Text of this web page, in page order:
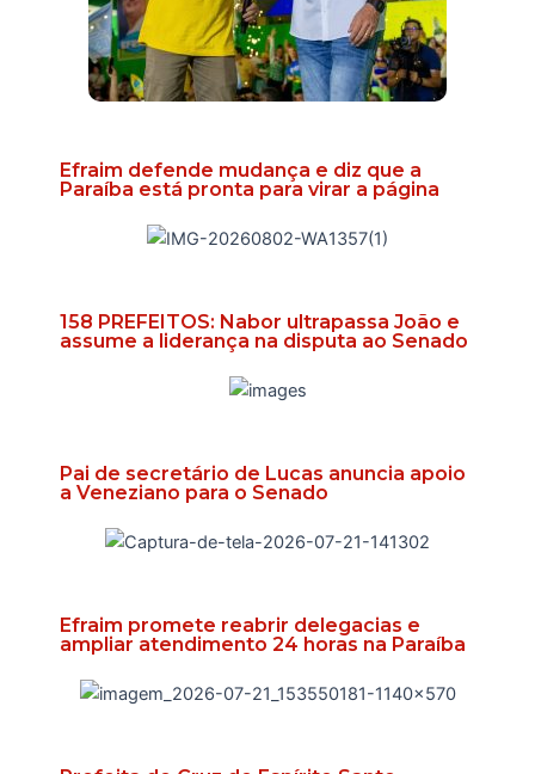
Efraim defende mudança e diz que a
Paraíba está pronta para virar a página
158 PREFEITOS: Nabor ultrapassa João e
assume a liderança na disputa ao Senado
Pai de secretário de Lucas anuncia apoio
a Veneziano para o Senado
Efraim promete reabrir delegacias e
ampliar atendimento 24 horas na Paraíba